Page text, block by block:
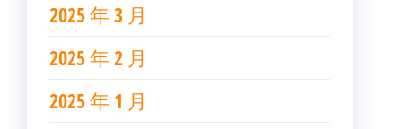
2025 年 3 月
2025 年 2 月
2025 年 1 月